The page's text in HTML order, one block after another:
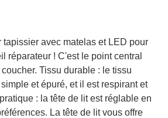
tapissier avec matelas et LED pour
réparateur ! C'est le point central
Tissu durable : le tissu
et épuré, et il est respirant et
: la tête de lit est réglable en
La tête de lit vous offre